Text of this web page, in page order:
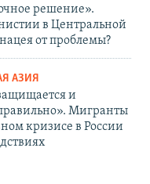
решение».
в Центральной
от проблемы?
АЗИЯ
и
Мигранты
кризисе в России